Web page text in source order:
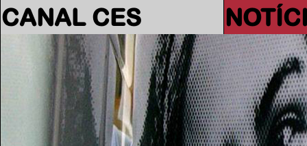
CANAL CES